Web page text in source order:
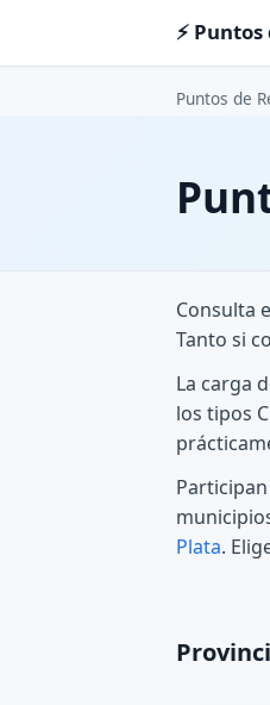
⚡
Puntos de
Consulta
Tanto si
La carga
los tipos
Plata.